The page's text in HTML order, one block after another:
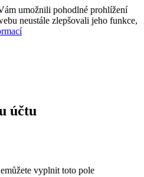
umožnili pohodlné prohlížení
neustále zlepšovali jeho funkce,
účtu
vyplnit toto pole